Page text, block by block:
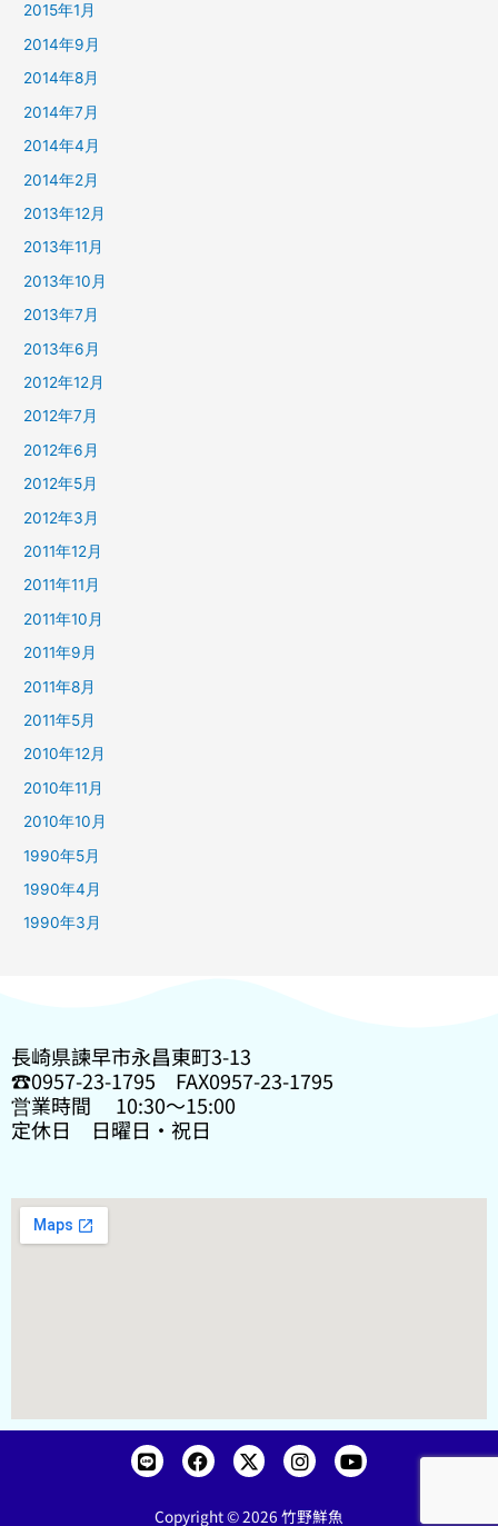
2015年1月
2014年9月
2014年8月
2014年7月
2014年4月
2014年2月
2013年12月
2013年11月
2013年10月
2013年7月
2013年6月
2012年12月
2012年7月
2012年6月
2012年5月
2012年3月
2011年12月
2011年11月
2011年10月
2011年9月
2011年8月
2011年5月
2010年12月
2010年11月
2010年10月
1990年5月
1990年4月
1990年3月
長崎県諫早市永昌東町3-13
☎0957-23-1795 FAX0957-23-1795
営業時間 10:30〜15:00
定休日 日曜日・祝日
L
i
e
F
a
e
X
-
w
I
n
t
Y
o
Copyright © 2026 竹野鮮魚